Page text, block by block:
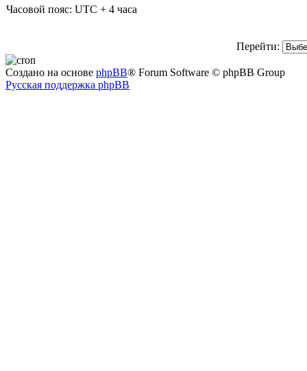
Часовой пояс: UTC + 4 часа
Перейти:
Создано на основе phpBB® Forum Software © phpBB Group
Русская поддержка phpBB